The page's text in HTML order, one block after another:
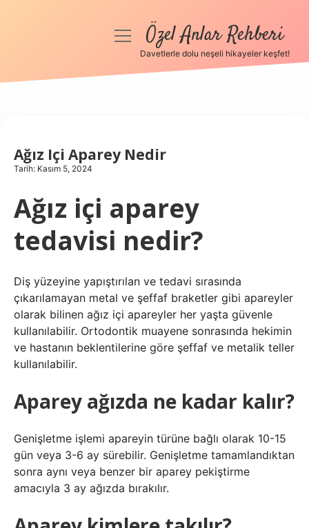
Anasayfa
Hakkımızda
menüyüÖzel Anlar Rehberi
Davetlerle dolu neşeli hikayeler keşfet!
Ağız Içi Aparey Nedir
Tarih: Kasım 5, 2024
Ağız içi aparey
tedavisi nedir?
Diş yüzeyine yapıştırılan ve tedavi sırasında
çıkarılamayan metal ve şeffaf braketler gibi apareyler
olarak bilinen ağız içi apareyler her yaşta güvenle
kullanılabilir. Ortodontik muayene sonrasında hekimin
ve hastanın beklentilerine göre şeffaf ve metalik teller
kullanılabilir.
Aparey ağızda ne kadar kalır?
Genişletme işlemi apareyin türüne bağlı olarak 10-15
gün veya 3-6 ay sürebilir. Genişletme tamamlandıktan
sonra aynı veya benzer bir aparey pekiştirme
amacıyla 3 ay ağızda bırakılır.